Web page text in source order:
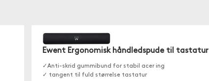
Ewent Ergonomisk håndledspude til tastatur
✓Anti-skrid gummibund for stabil acer ing
✓ tangent til fuld størrelse tastatur